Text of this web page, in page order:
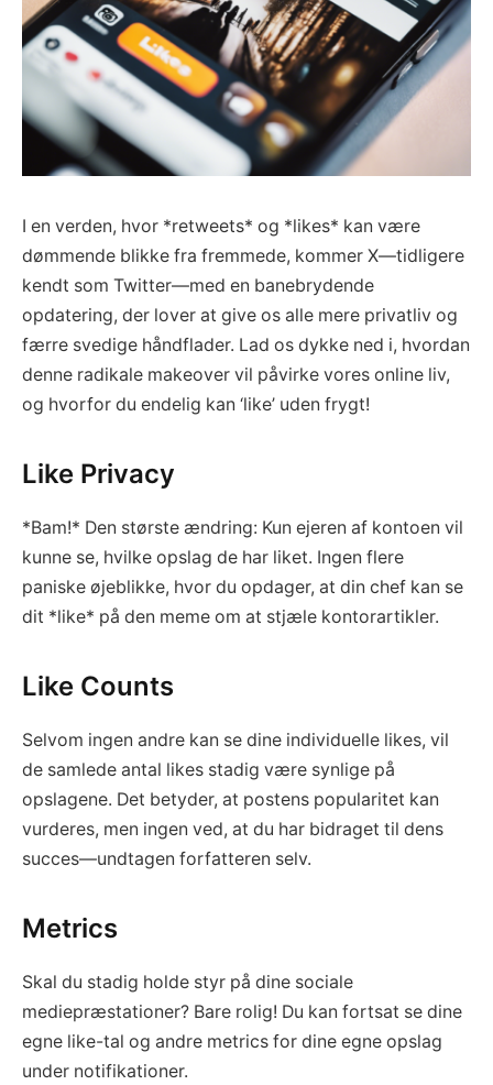
I en verden, hvor *retweets* og *likes* kan være
dømmende blikke fra fremmede, kommer X—tidligere
kendt som Twitter—med en banebrydende
opdatering, der lover at give os alle mere privatliv og
færre svedige håndflader. Lad os dykke ned i, hvordan
denne radikale makeover vil påvirke vores online liv,
og hvorfor du endelig kan ‘like’ uden frygt!
Like Privacy
*Bam!* Den største ændring: Kun ejeren af kontoen vil
kunne se, hvilke opslag de har liket. Ingen flere
paniske øjeblikke, hvor du opdager, at din chef kan se
dit *like* på den meme om at stjæle kontorartikler.
Like Counts
Selvom ingen andre kan se dine individuelle likes, vil
de samlede antal likes stadig være synlige på
opslagene. Det betyder, at postens popularitet kan
vurderes, men ingen ved, at du har bidraget til dens
succes—undtagen forfatteren selv.
Metrics
Skal du stadig holde styr på dine sociale
mediepræstationer? Bare rolig! Du kan fortsat se dine
egne like-tal og andre metrics for dine egne opslag
under notifikationer.